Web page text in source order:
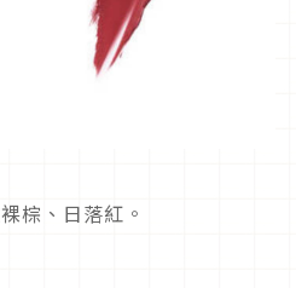
棕、日落紅。